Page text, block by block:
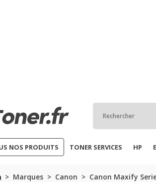
NOS PRODUITS TONER SERVICES HP
Marques Canon Canon Maxify